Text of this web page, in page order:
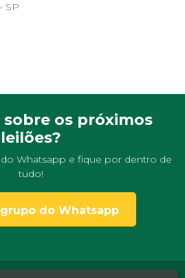
SP
que não usa mais e ainda ganhar
sobre os próximos
leilões?
Whatsapp e fique por dentro de
tudo!
do Whatsapp